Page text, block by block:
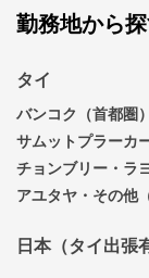
勤務地から
タイ
バンコク（首都圏）
サムットプラーカ
チョンブリー・ラ
アユタヤ・その他
日本（タイ出張